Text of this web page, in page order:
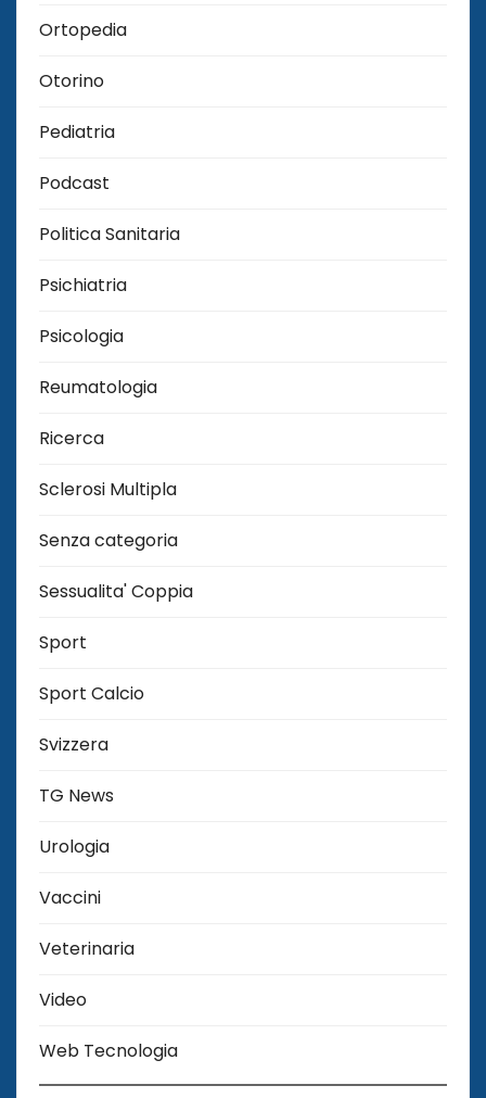
Ortopedia
Otorino
Pediatria
Podcast
Politica Sanitaria
Psichiatria
Psicologia
Reumatologia
Ricerca
Sclerosi Multipla
Senza categoria
Sessualita' Coppia
Sport
Sport Calcio
Svizzera
TG News
Urologia
Vaccini
Veterinaria
Video
Web Tecnologia